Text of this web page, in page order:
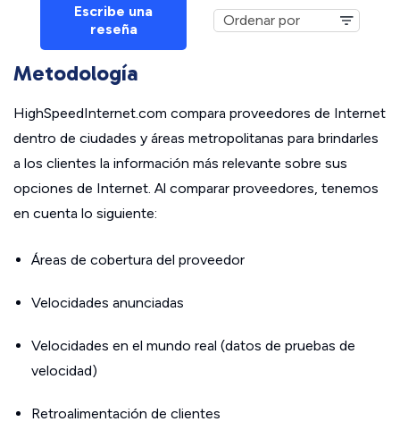
Escribe una
reseña
Metodología
HighSpeedInternet.com compara proveedores de Internet
dentro de ciudades y áreas metropolitanas para brindarles
a los clientes la información más relevante sobre sus
opciones de Internet. Al comparar proveedores, tenemos
en cuenta lo siguiente:
Áreas de cobertura del proveedor
Velocidades anunciadas
Velocidades en el mundo real (datos de pruebas de
velocidad)
Retroalimentación de clientes